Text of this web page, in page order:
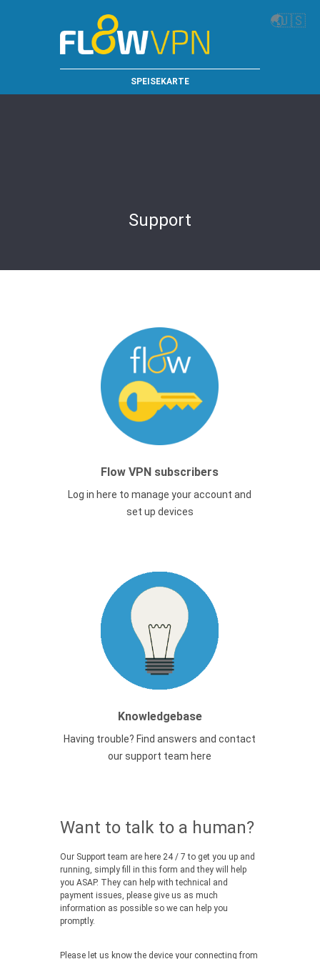
🌏🇺🇸
SPEISEKARTE
Support
Flow VPN subscribers
Log in here to manage your account and
set up devices
Knowledgebase
Having trouble? Find answers and contact
our support team here
Want to talk to a human?
Our Support team are here 24 / 7 to get you up and
running, simply fill in this form and they will help
you ASAP. They can help with technical and
payment issues, please give us as much
information as possible so we can help you
promptly.
Please let us know the device your connecting from